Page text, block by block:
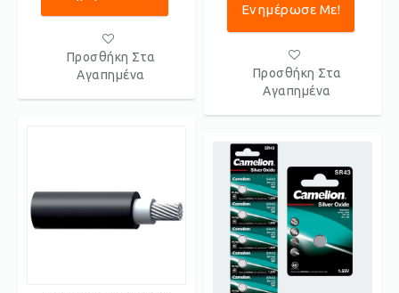
Προσθήκη Στα
Αγαπημένα
Ενημέρωσε Με!
Προσθήκη Στα
Αγαπημένα